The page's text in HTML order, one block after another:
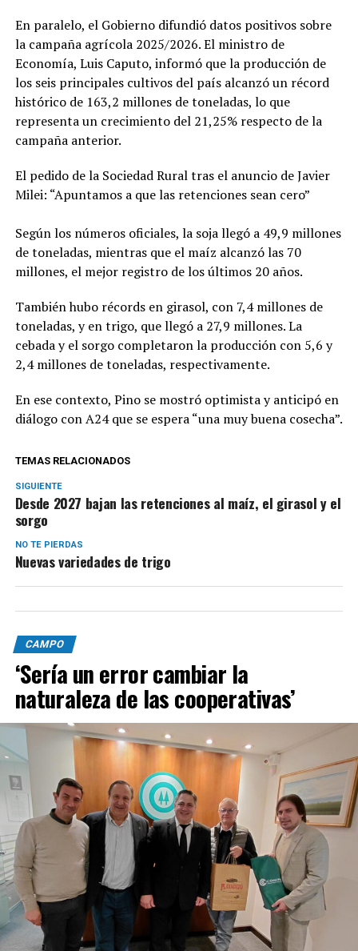
En paralelo, el Gobierno difundió datos positivos sobre
la campaña agrícola 2025/2026. El ministro de
Economía, Luis Caputo, informó que la producción de
los seis principales cultivos del país alcanzó un récord
histórico de 163,2 millones de toneladas, lo que
representa un crecimiento del 21,25% respecto de la
campaña anterior.
El pedido de la Sociedad Rural tras el anuncio de Javier
Milei: “Apuntamos a que las retenciones sean cero”
Según los números oficiales, la soja llegó a 49,9 millones
de toneladas, mientras que el maíz alcanzó las 70
millones, el mejor registro de los últimos 20 años.
También hubo récords en girasol, con 7,4 millones de
toneladas, y en trigo, que llegó a 27,9 millones. La
cebada y el sorgo completaron la producción con 5,6 y
2,4 millones de toneladas, respectivamente.
En ese contexto, Pino se mostró optimista y anticipó en
diálogo con A24 que se espera “una muy buena cosecha”.
TEMAS RELACIONADOS
SIGUIENTE
Desde 2027 bajan las retenciones al maíz, el girasol y el
sorgo
NO TE PIERDAS
Nuevas variedades de trigo
CAMPO
‘Sería un error cambiar la
naturaleza de las cooperativas’